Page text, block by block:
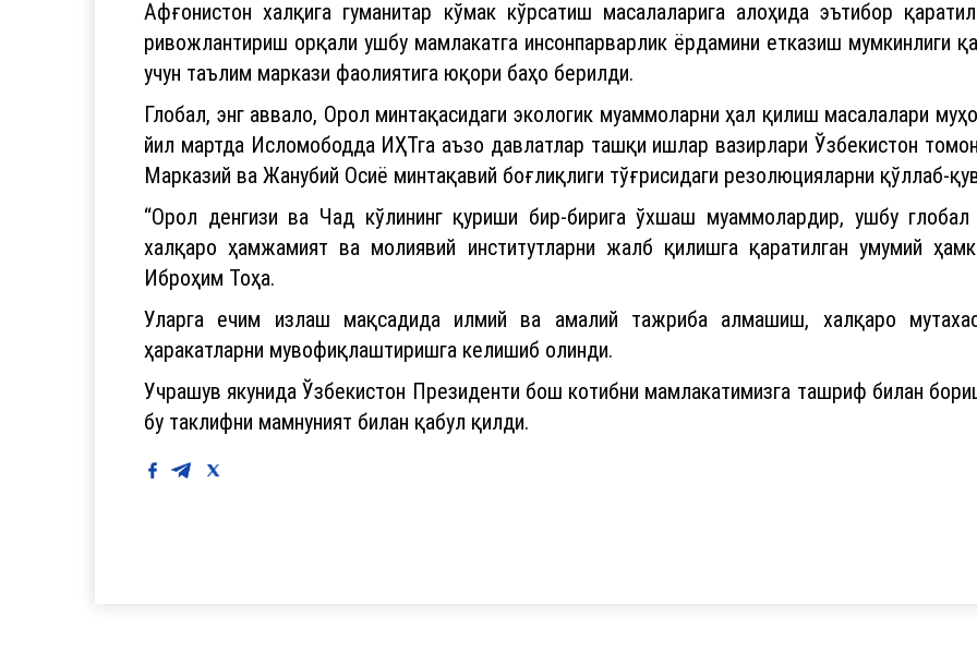
Афғонистон халқига гуманитар кўмак кўрсатиш масалаларига алоҳида эътибор
ривожлантириш орқали ушбу мамлакатга инсонпарварлик ёрдамини етказиш мумкинлиги
учун таълим маркази фаолиятига юқори баҳо берилди.
Глобал, энг аввало, Орол минтақасидаги экологик муаммоларни ҳал қилиш масалалари
йил мартда Исломободда ИҲТга аъзо давлатлар ташқи ишлар вазирлари Ўзбекистон
Марказий ва Жанубий Осиё минтақавий боғлиқлиги тўғрисидаги резолюцияларни қўллаб-
“Орол денгизи ва Чад кўлининг қуриши бир-бирига ўхшаш муаммолардир, ушбу глобал
халқаро ҳамжамият ва молиявий институтларни жалб қилишга қаратилган умумий
Иброҳим Тоҳа.
Уларга ечим излаш мақсадида илмий ва амалий тажриба алмашиш, халқаро
ҳаракатларни мувофиқлаштиришга келишиб олинди.
Учрашув якунида Ўзбекистон Президенти бош котибни мамлакатимизга ташриф билан
бу таклифни мамнуният билан қабул қилди.